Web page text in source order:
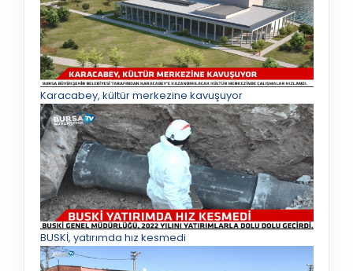
Karacabey, kültür merkezine kavuşuyor
BUSKİ, yatırımda hız kesmedi